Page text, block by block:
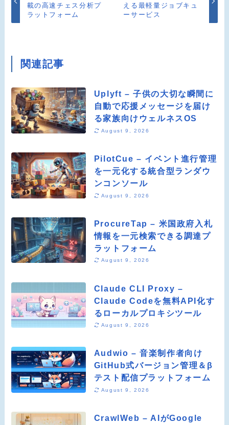
載の高速チェス分析プ
ラットフォーム
える最軽量ジョブキュ
ーサービス
関連記事
Uplyft – 子供の大切な瞬間に
自動で応援メッセージを届け
る家族向けウェルネスOS
August 9, 2026
PilotCue – イベント進行管理
を一元化する統合型ランダウ
ンコンソール
August 9, 2026
ProcureTap – 米国政府入札
情報を一元検索できる調達プ
ラットフォーム
August 9, 2026
Claude CLI Proxy –
Claude Codeを無料API化す
るローカルプロキシツール
August 9, 2026
Audwio – 音楽制作者向け
GitHub式バージョン管理＆β
テスト配信プラットフォーム
August 9, 2026
CrawlWeb – AIがGoogle